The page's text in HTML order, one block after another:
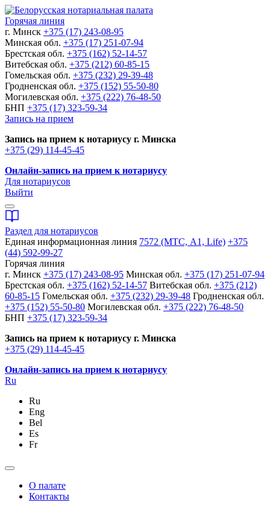
Горячая линия
г. Минск +375 (17) 243-08-95
Минская обл. +375 (17) 251-07-94
Брестская обл. +375 (162) 52-14-57
Витебская обл. +375 (212) 60-85-15
Гомельская обл. +375 (232) 29-39-48
Гродненская обл. +375 (152) 55-50-80
Могилевская обл. +375 (222) 76-48-50
БНП +375 (17) 323-59-34
Запись на прием
Запись на прием к нотариусу г. Минска
+375 (29) 114-45-45
Онлайн-запись на прием к нотариусу
Для нотариусов
Выйти
Раздел для нотариусов
Единая информационная линия 7572 (МТС, A1, Life) +375
(44) 592-99-27
Горячая линия
г. Минск +375 (17) 243-08-95 Минская обл. +375 (17) 251-07-94
Брестская обл. +375 (162) 52-14-57 Витебская обл. +375 (212)
60-85-15 Гомельская обл. +375 (232) 29-39-48 Гродненская обл.
+375 (152) 55-50-80 Могилевская обл. +375 (222) 76-48-50
БНП +375 (17) 323-59-34
Запись на прием к нотариусу г. Минска
+375 (29) 114-45-45
Онлайн-запись на прием к нотариусу
Ru
Ru
Eng
Bel
Es
Fr
О палате
Контакты